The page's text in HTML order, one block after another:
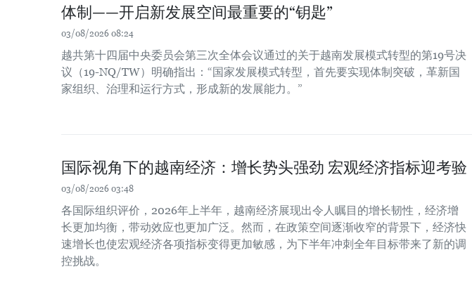
体制——开启新发展空间最重要的“钥匙”
03/08/2026 08:24
越共第十四届中央委员会第三次全体会议通过的关于越南发展模式转型的第19号决
议（19-NQ/TW）明确指出：“国家发展模式转型，首先要实现体制突破，革新国
家组织、治理和运行方式，形成新的发展能力。”
国际视角下的越南经济：增长势头强劲 宏观经济指标迎考验
03/08/2026 03:48
各国际组织评价，2026年上半年，越南经济展现出令人瞩目的增长韧性，经济增
长更加均衡，带动效应也更加广泛。然而，在政策空间逐渐收窄的背景下，经济快
速增长也使宏观经济各项指标变得更加敏感，为下半年冲刺全年目标带来了新的调
控挑战。